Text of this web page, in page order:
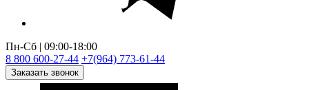
Пн-Сб | 09:00-18:00
8 800 600-27-44 +7(964) 773-61-44
Заказать звонок